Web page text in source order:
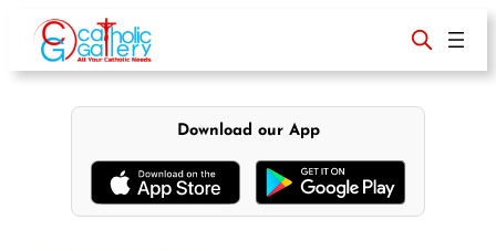
content
Download our App